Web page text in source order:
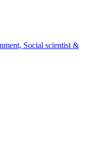
Social scientist &